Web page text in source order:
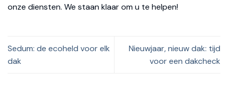
onze diensten. We staan klaar om u te helpen!
Sedum: de ecoheld voor elk
dak
Nieuwjaar, nieuw dak: tijd
voor een dakcheck